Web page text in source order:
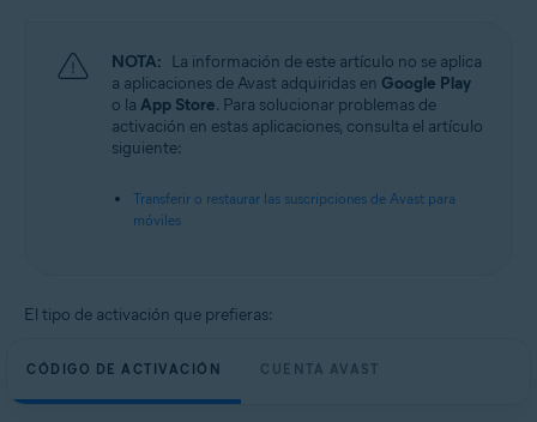
NOTA: La información de este artículo no se aplica
a aplicaciones de Avast adquiridas en Google Play
o la App Store. Para solucionar problemas de
activación en estas aplicaciones, consulta el artículo
siguiente:
Transferir o restaurar las suscripciones de Avast para
móviles
El tipo de activación que prefieras:
CÓDIGO DE ACTIVACIÓN CUENTA AVAST